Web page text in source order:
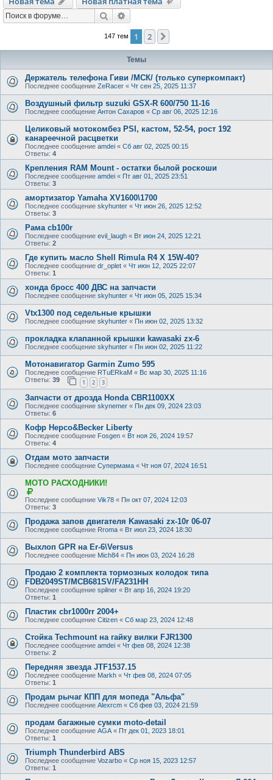
Поиск
147 тем 1 2
Темы
Держатель телефона Гиви /МСК/ (только суперкомпакт)
Последнее сообщение ZeRacer « Чт сен 25, 2025 11:37
Воздушный фильтр suzuki GSX-R 600/750 11-16
Последнее сообщение Антон Сахаров « Ср авг 06, 2025 12:16
Целиковый мотокомбез PSI, кастом, 52-54, рост 192
канареечной расцветки
Последнее сообщение amdei « Сб авг 02, 2025 00:15
Ответы: 4
Крепления RAM Mount - остатки былой роскоши
Последнее сообщение amdei « Пт авг 01, 2025 23:51
Ответы: 3
амортизатор Yamaha XV1600\1700
Последнее сообщение skyhunter « Чт июн 26, 2025 12:52
Ответы: 3
Рама cb100r
Последнее сообщение evil_laugh « Вт июн 24, 2025 12:21
Ответы: 2
Где купить масло Shell Rimula R4 X 15W-40?
Последнее сообщение dr_oplet « Чт июн 12, 2025 22:07
Ответы: 1
хонда бросс 400 ДВС на запчасти
Последнее сообщение skyhunter « Чт июн 05, 2025 15:34
Vtx1300 под седельные крышки
Последнее сообщение skyhunter « Пн июн 02, 2025 13:32
прокладка клапанной крышки kawasaki zx-6
Последнее сообщение skyhunter « Пн июн 02, 2025 11:22
Мотонавигатор Garmin Zumo 595
Последнее сообщение RTuERkaM « Вс мар 30, 2025 11:16
Ответы: 39 1 2 3
Запчасти от дрозда Honda CBR1100XX
Последнее сообщение skynemer « Пн дек 09, 2024 23:03
Ответы: 6
Кофр Hepco&Becker Liberty
Последнее сообщение Fosgen « Вт ноя 26, 2024 19:57
Ответы: 4
Отдам мото запчасти
Последнее сообщение Супермама « Чт ноя 07, 2024 16:51
МОТО РАСХОДНИКИ!
л
а
т
н
а
я
е
м
а
Последнее сообщение Vik78 « Пн окт 07, 2024 12:03
Ответы: 3
Продажа запов двигателя Kawasaki zx-10r 06-07
Последнее сообщение Rroma « Вт июл 23, 2024 18:30
Выхлоп GPR на Er-6\Versus
Последнее сообщение Mich84 « Пн июн 03, 2024 16:28
Продаю 2 комплекта тормозных колодок типа
FDB2049ST/MCB681SV/FA231HH
Последнее сообщение spilner « Вт апр 16, 2024 19:20
Ответы: 1
Пластик cbr1000rr 2004+
Последнее сообщение Citizen « Сб мар 23, 2024 12:48
Стойка Techmount на гайку вилки FJR1300
Последнее сообщение amdei « Чт фев 08, 2024 12:38
Ответы: 2
Передняя звезда JTF1537.15
Последнее сообщение Markh « Чт фев 08, 2024 07:05
Ответы: 1
Продам рычаг КПП для мопеда "Альфа"
Последнее сообщение Alexrcm « Сб фев 03, 2024 21:59
продам багажные сумки moto-detail
Последнее сообщение AGA « Пт дек 01, 2023 18:01
Ответы: 1
Triumph Thunderbird ABS
Последнее сообщение Vozarbo « Ср ноя 15, 2023 12:57
Ответы: 1